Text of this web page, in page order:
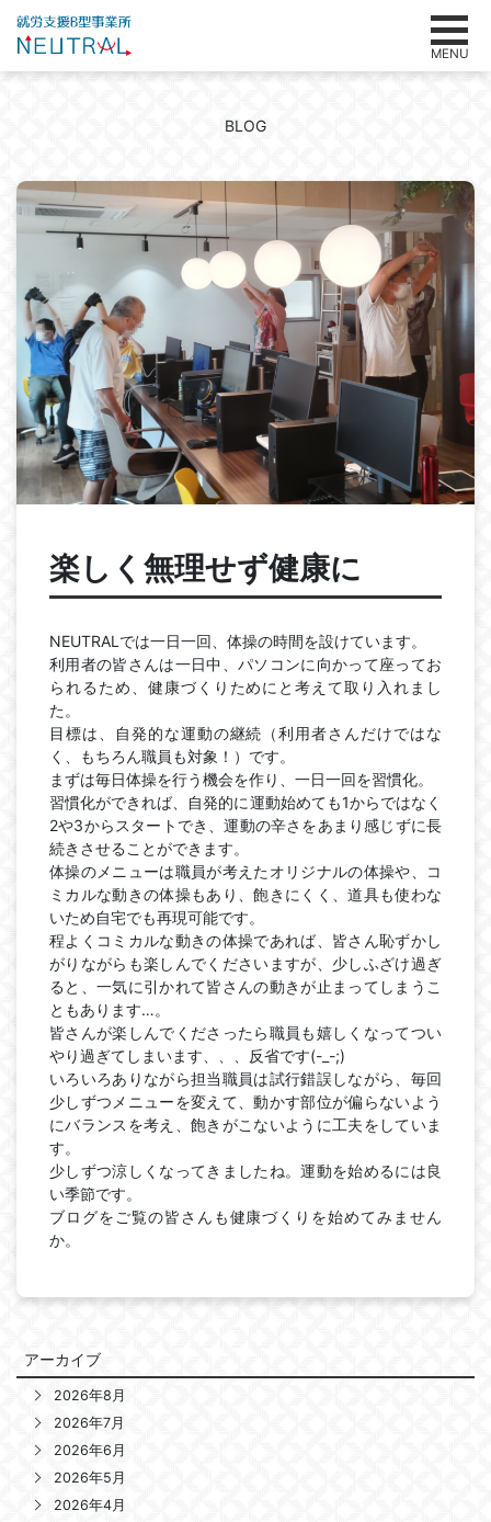
MENU
BLOG
楽しく無理せず健康に
NEUTRAL では一日一回、体操の時間を設けています。
利用者の皆さんは一日中、パソコンに向かって座ってお
られるため、健康づくりためにと考えて取り入れまし
た。
目標は、自発的な運動の継続（利用者さんだけではな
く、もちろん職員も対象！）です。
まずは毎日体操を行う機会を作り、一日一回を習慣化。
習慣化ができれば、自発的に運動始めても1からではなく
2や3からスタートでき、運動の辛さをあまり感じずに長
続きさせることができます。
体操のメニューは職員が考えたオリジナルの体操や、コ
ミカルな動きの体操もあり、飽きにくく、道具も使わな
いため自宅でも再現可能です。
程よくコミカルな動きの体操であれば、皆さん恥ずかし
がりながらも楽しんでくださいますが、少しふざけ過ぎ
ると、一気に引かれて皆さんの動きが止まってしまうこ
ともあります…。
皆さんが楽しんでくださったら職員も嬉しくなってつい
やり過ぎてしまいます、、、反省です(-_-;)
いろいろありながら担当職員は試行錯誤しながら、毎回
少しずつメニューを変えて、動かす部位が偏らないよう
にバランスを考え、飽きがこないように工夫をしていま
す。
少しずつ涼しくなってきましたね。運動を始めるには良
い季節です。
ブログをご覧の皆さんも健康づくりを始めてみません
か。
アーカイブ
2026年8月
2026年7月
2026年6月
2026年5月
2026年4月